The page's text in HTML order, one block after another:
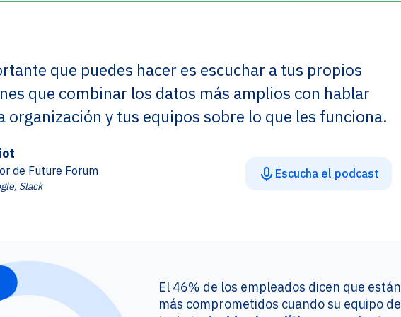
que puedes hacer es escuchar a tus propios
que combinar los datos más amplios con hablar
organización y tus equipos sobre lo que les funciona.
de Future Forum
Slack
Escucha el podcast
El 46% de los empleados dicen que están
más comprometidos cuando su equipo de